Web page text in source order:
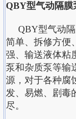
QBY型气动隔膜
QBY型气动隔
简单、拆修方便
强、输送液体粘
泵和杂质泵等输
源，对于各种腐
发、易燃、剧毒
尽。